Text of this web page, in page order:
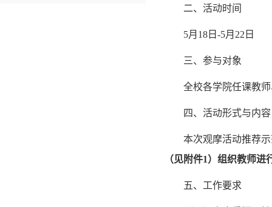
二、活动时间
5月18日-5月22日
三、参与对象
全校各学院任课教
四、活动形式与内容
本次观摩活动推荐
（见附件1）组织教师进
五、工作要求